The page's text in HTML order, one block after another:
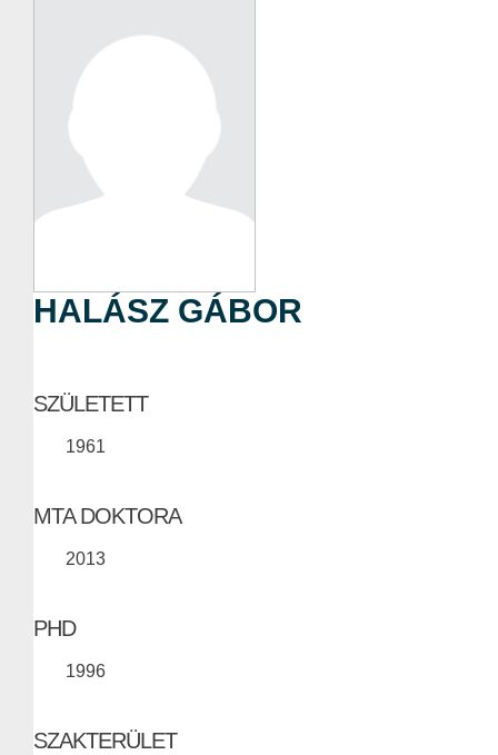
HALÁSZ GÁBOR
SZÜLETETT
1961
MTA DOKTORA
2013
PHD
1996
SZAKTERÜLET